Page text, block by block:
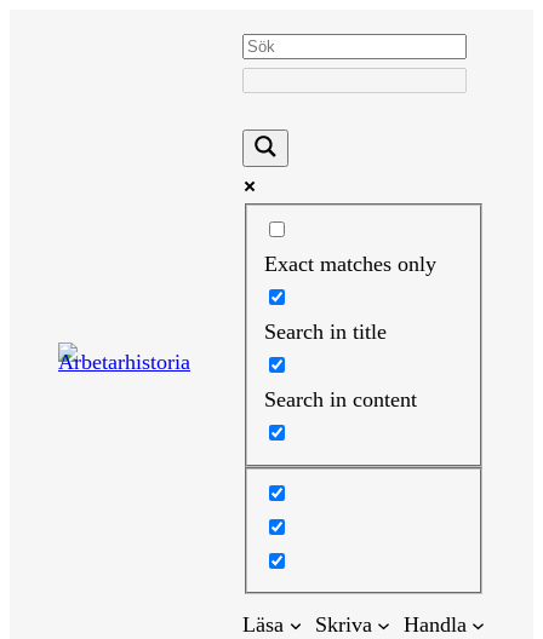
Exact matches only
Search in title
Search in content
Läsa Skriva
Handla